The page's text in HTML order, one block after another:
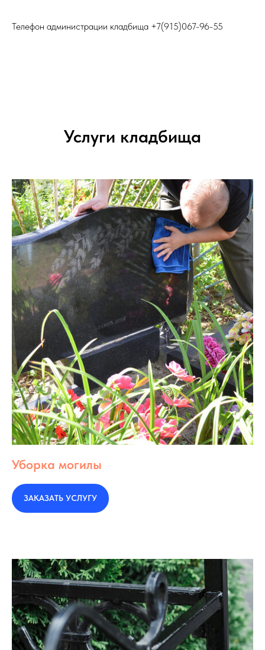
Телефон администрации кладбища +7(915)067-96-55
Услуги кладбища
Уборка могилы
ЗАКАЗАТЬ УСЛУГУ